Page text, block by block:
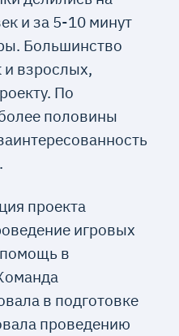
и за 5-10 минут
Большинство
и взрослых,
По
половины
проекта
игровых
в
в подготовке
проведению